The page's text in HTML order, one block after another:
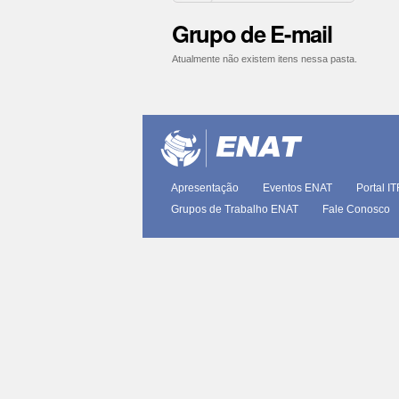
Grupo de E-mail
Atualmente não existem itens nessa pasta.
documento
Apresentação Eventos ENAT Portal
Grupos de Trabalho ENAT
Fale Conosco